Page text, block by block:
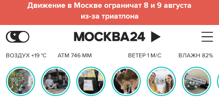
Движение в Москве ограничат 8 и 9 августа
из-за триатлона
ВОЗДУХ +19 °C АТМ 746 ММ ВЕТЕР 1 М/С ВЛАЖН 82%